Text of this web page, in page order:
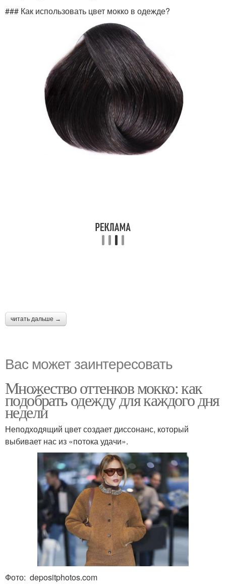
### Как использовать цвет мокко в одежде?
читать дальше →
Вас может заинтересовать
Множество оттенков мокко: как
подобрать одежду для каждого дня
недели
Неподходящий цвет создает диссонанс, который
выбивает нас из «потока удачи».
Фото: depositphotos.com